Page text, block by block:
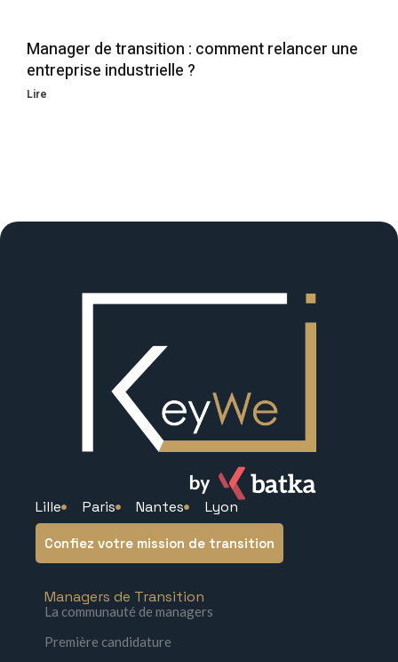
Manager de transition : comment relancer une
entreprise industrielle ?
Lire
Lille Paris Nantes Lyon
Confiez votre mission de transition
Managers de Transition
La communauté de managers
Première candidature